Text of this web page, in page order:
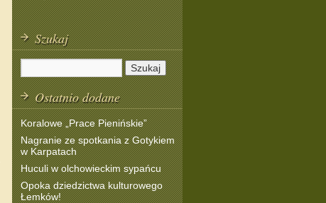
Szukaj
Ostatnio dodane
Koralowe „Prace Pienińskie”
Nagranie ze spotkania z Gotykiem
w Karpatach
Huculi w olchowieckim sypańcu
Opoka dziedzictwa kulturowego
Łemków!